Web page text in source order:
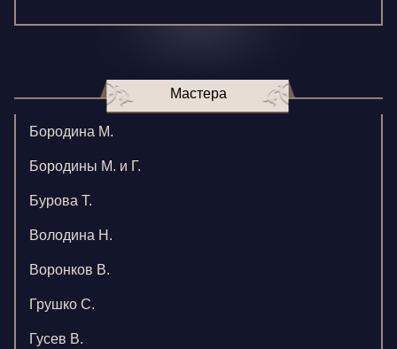
Мастера
Бородина М.
Бородины М. и Г.
Бурова Т.
Володина Н.
Воронков В.
Грушко С.
Гусев В.